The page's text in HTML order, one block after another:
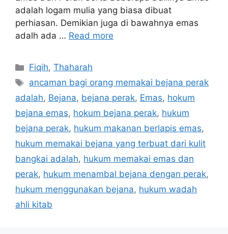
adalah logam mulia yang biasa dibuat
perhiasan. Demikian juga di bawahnya emas
adalh ada … Read more
Categories
Fiqih,Thaharah
Tags
ancaman bagi orang memakai bejana perak
adalah, Bejana, bejana perak, Emas, hokum
bejana emas, hokum bejana perak, hukum
bejana perak, hukum makanan berlapis emas,
hukum memakai bejana yang terbuat dari kulit
bangkai adalah, hukum memakai emas dan
perak, hukum menambal bejana dengan perak,
hukum menggunakan bejana, hukum wadah
ahli kitab